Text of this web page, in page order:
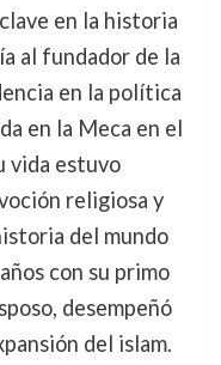
en la historia
al fundador de la
en la política
en la Meca en el
vida estuvo
religiosa y
del mundo
con su primo
desempeñó
del islam.